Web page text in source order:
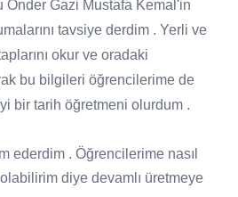
Önder Gazi Mustafa Kemal'in
tavsiye derdim . Yerli ve
okur ve oradaki
bu bilgileri öğrencilerime de
bir tarih öğretmeni olurdum .
ederdim . Öğrencilerime nasıl
diye devamlı üretmeye